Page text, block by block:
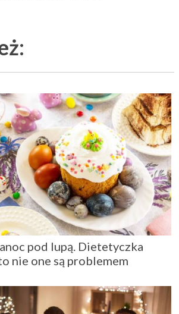
pod lupą. Dietetyczka
nie one są problemem